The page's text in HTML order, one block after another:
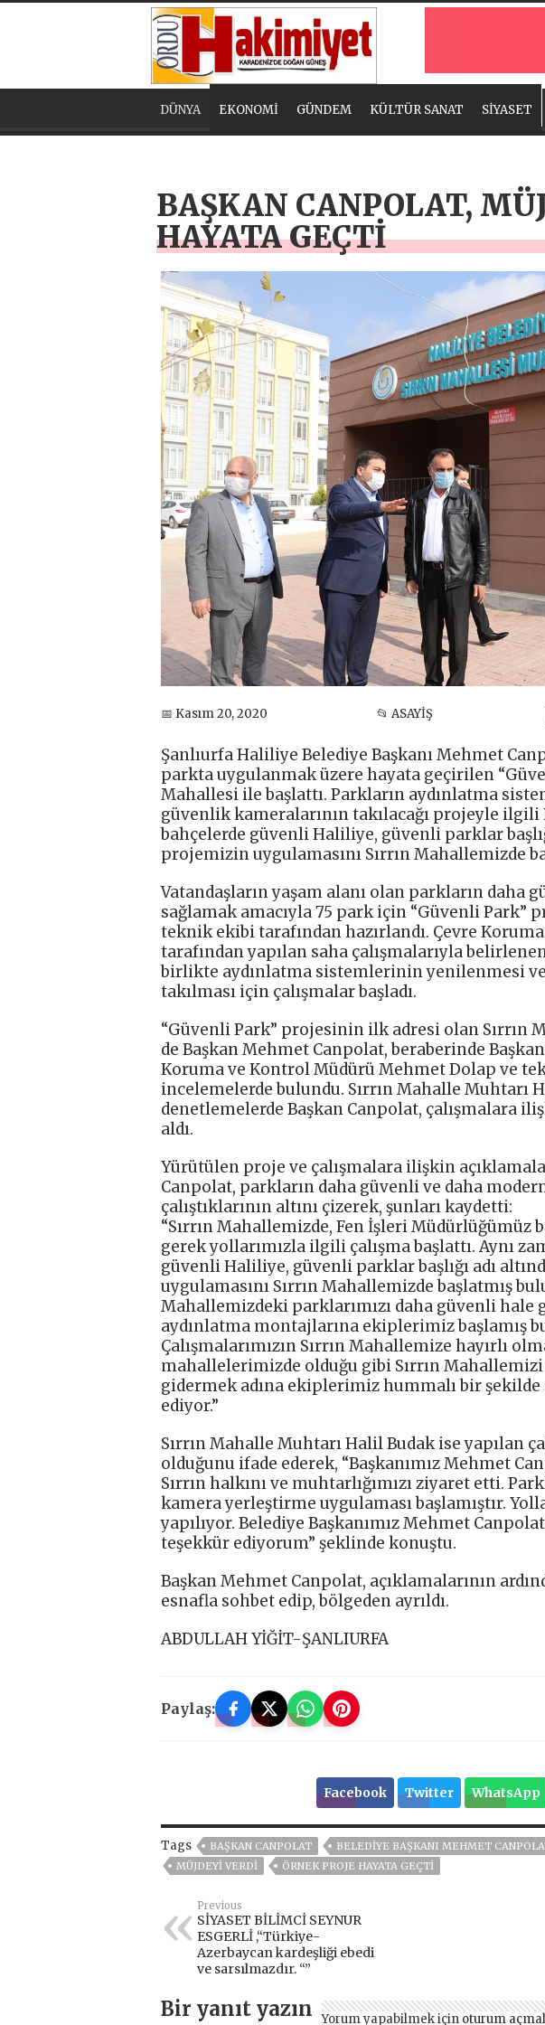
DÜNYA EKONOMİ GÜNDEM KÜLTÜR SANAT SİYASET
BAŞKAN CANPOLAT,
HAYATA GEÇTİ
📅 Kasım 20, 2020 📂 ASAYİŞ
Şanlıurfa Haliliye Belediye Başkanı Mehmet
parkta uygulanmak üzere hayata geçirilen
Mahallesi ile başlattı. Parkların aydınlatma
güvenlik kameralarının takılacağı projeyle ilgili
bahçelerde güvenli Haliliye, güvenli parklar
projemizin uygulamasını Sırrın Mahallemizde
Vatandaşların yaşam alanı olan parkların daha
sağlamak amacıyla 75 park için “Güvenli Park”
teknik ekibi tarafından hazırlandı. Çevre
tarafından yapılan saha çalışmalarıyla
birlikte aydınlatma sistemlerinin yenilenmesi
takılması için çalışmalar başladı.
“Güvenli Park” projesinin ilk adresi olan Sırrın
de Başkan Mehmet Canpolat, beraberinde Başkan
Koruma ve Kontrol Müdürü Mehmet Dolap ve
incelemelerde bulundu. Sırrın Mahalle Muhtarı
denetlemelerde Başkan Canpolat, çalışmalara
aldı.
Yürütülen proje ve çalışmalara ilişkin
Canpolat, parkların daha güvenli ve daha
çalıştıklarının altını çizerek, şunları kaydetti:
“Sırrın Mahallemizde, Fen İşleri Müdürlüğümüz
gerek yollarımızla ilgili çalışma başlattı. Aynı
güvenli Haliliye, güvenli parklar başlığı adı
uygulamasını Sırrın Mahallemizde başlatmış
Mahallemizdeki parklarımızı daha güvenli hale
aydınlatma montajlarına ekiplerimiz başlamış
Çalışmalarımızın Sırrın Mahallemize hayırlı
mahallelerimizde olduğu gibi Sırrın
gidermek adına ekiplerimiz hummalı bir şekilde
ediyor.”
Sırrın Mahalle Muhtarı Halil Budak ise yapılan
olduğunu ifade ederek, “Başkanımız Mehmet
Sırrın halkını ve muhtarlığımızı ziyaret etti.
kamera yerleştirme uygulaması başlamıştır.
yapılıyor. Belediye Başkanımız Mehmet
teşekkür ediyorum” şeklinde konuştu.
Başkan Mehmet Canpolat, açıklamalarının
esnafla sohbet edip, bölgeden ayrıldı.
ABDULLAH YİĞİT-ŞANLIURFA
Paylaş:
Facebook Twitter WhatsApp
Tags BAŞKAN CANPOLAT BELEDIYE BAŞKANI MEHMET
MÜJDEYİ VERDİ
ÖRNEK PROJE HAYATA GEÇTİ
Previous
SİYASET BİLİMCİ SEYNUR
ESGERLİ ,“Türkiye-
Azerbaycan kardeşliği ebedi
ve sarsılmazdır. “”
Bir yanıt yazın Yorum yapabilmek için oturum